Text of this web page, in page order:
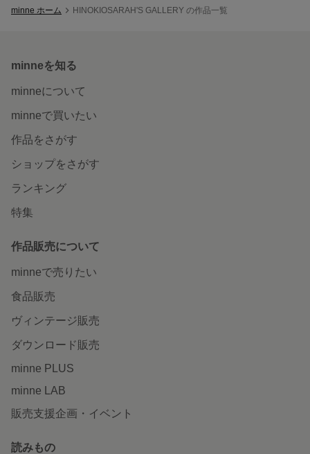
minne ホーム HINOKIOSARAH'S GALLERY の作品一覧
minneを知る
minneについて
minneで買いたい
作品をさがす
ショップをさがす
ランキング
特集
作品販売について
minneで売りたい
食品販売
ヴィンテージ販売
ダウンロード販売
minne PLUS
minne LAB
販売支援企画・イベント
読みもの